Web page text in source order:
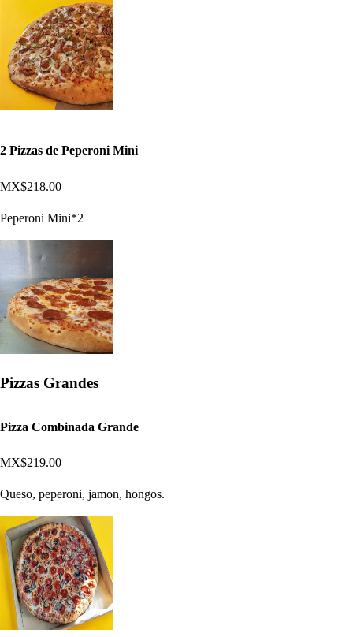
2 Pizzas de Peperoni Mini
MX$218.00
Peperoni Mini*2
Pizzas Grandes
Pizza Combinada Grande
MX$219.00
Queso, peperoni, jamon, hongos.